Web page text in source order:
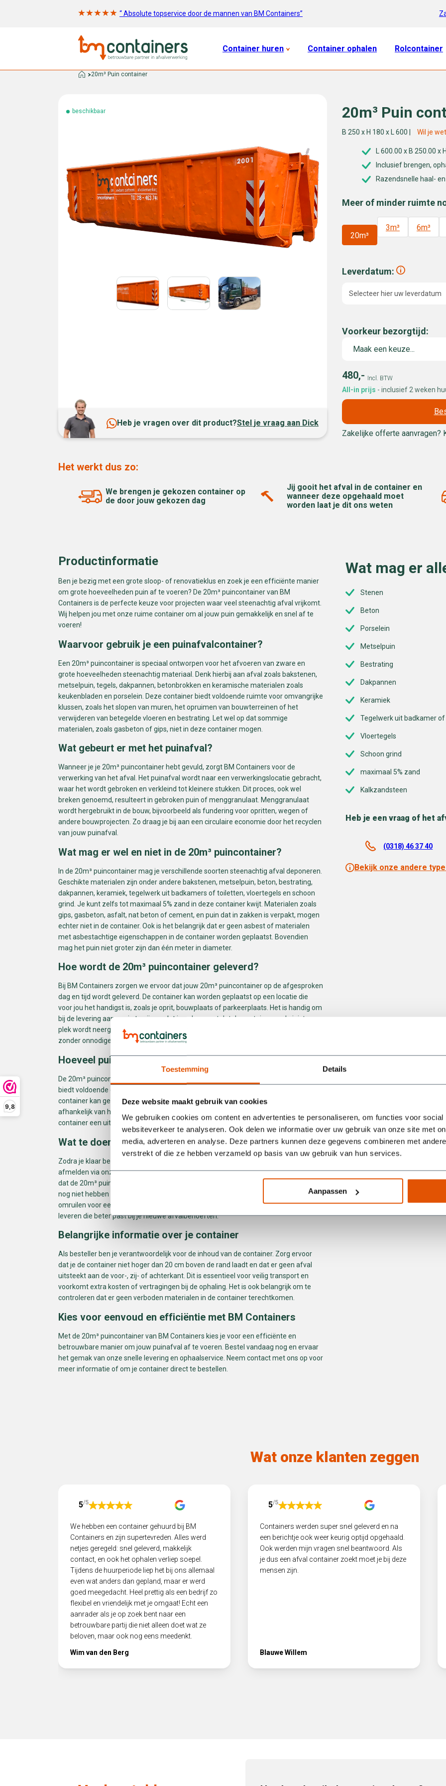
Toestemming Details
Deze website maakt gebruik van cookies
We gebruiken cookies om content en advertenties te personaliseren, om functies voor
websiteverkeer te analyseren. Ook delen we informatie over uw gebruik van onze site met
media, adverteren en analyse. Deze partners kunnen deze gegevens combineren met
verstrekt of die ze hebben verzameld op basis van uw gebruik van hun services.
Aanpassen
9,8
“ Absolute topservice door de mannen van BM Containers”
Container huren Container ophalen Rolcontainer
20m³ Puin container
beschikbaar
Heb je vragen over dit product?Stel je vraag aan Dick
20m³ Puin
B 250 x H 180 x L 600 | Wil je
L 600.00 x B 250.00 x
Inclusief brengen,
Razendsnelle haal-
Meer of minder ruimte
20m³
3m³ 6m³
Leverdatum:
Selecteer hier uw leverdatum
Voorkeur bezorgtijd:
480,- Incl. BTW
All-in prijs - inclusief 2 weken
Zakelijke offerte aanvragen?
Het werkt dus zo:
We brengen je gekozen container op
de door jouw gekozen dag
Jij gooit het afval in de container en
wanneer deze opgehaald moet
worden laat je dit ons weten
Productinformatie
Ben je bezig met een grote sloop- of renovatieklus en zoek je een efficiënte manier
om grote hoeveelheden puin af te voeren? De 20m³ puincontainer van BM
Containers is de perfecte keuze voor projecten waar veel steenachtig afval vrijkomt.
Wij helpen jou met onze ruime container om al jouw puin gemakkelijk en snel af te
voeren!
Waarvoor gebruik je een puinafvalcontainer?
Een 20m³ puincontainer is speciaal ontworpen voor het afvoeren van zware en
grote hoeveelheden steenachtig materiaal. Denk hierbij aan afval zoals bakstenen,
metselpuin, tegels, dakpannen, betonbrokken en keramische materialen zoals
keukenbladen en porselein. Deze container biedt voldoende ruimte voor omvangrijke
klussen, zoals het slopen van muren, het opruimen van bouwterreinen of het
verwijderen van betegelde vloeren en bestrating. Let wel op dat sommige
materialen, zoals gasbeton of gips, niet in deze container mogen.
Wat gebeurt er met het puinafval?
Wanneer je je 20m³ puincontainer hebt gevuld, zorgt BM Containers voor de
verwerking van het afval. Het puinafval wordt naar een verwerkingslocatie gebracht,
waar het wordt gebroken en verkleind tot kleinere stukken. Dit proces, ook wel
breken genoemd, resulteert in gebroken puin of menggranulaat. Menggranulaat
wordt hergebruikt in de bouw, bijvoorbeeld als fundering voor opritten, wegen of
andere bouwprojecten. Zo draag je bij aan een circulaire economie door het recyclen
van jouw puinafval.
Wat mag er wel en niet in de 20m³ puincontainer?
In de 20m³ puincontainer mag je verschillende soorten steenachtig afval deponeren.
Geschikte materialen zijn onder andere bakstenen, metselpuin, beton, bestrating,
dakpannen, keramiek, tegelwerk uit badkamers of toiletten, vloertegels en schoon
grind. Je kunt zelfs tot maximaal 5% zand in deze container kwijt. Materialen zoals
gips, gasbeton, asfalt, nat beton of cement, en puin dat in zakken is verpakt, mogen
echter niet in de container. Ook is het belangrijk dat er geen asbest of materialen
met asbestachtige eigenschappen in de container worden geplaatst. Bovendien
mag het puin niet groter zijn dan één meter in diameter.
Hoe wordt de 20m³ puincontainer geleverd?
Bij BM Containers zorgen we ervoor dat jouw 20m³ puincontainer op de afgesproken
dag en tijd wordt geleverd. De container kan worden geplaatst op een locatie die
voor jou het handigst is, zoals je oprit, bouwplaats of parkeerplaats. Het is handig om
bij de levering aanwezig te zijn, zodat je zeker weet dat de container op de juiste
plek wordt neergezet. Zo kun je direct beginnen met het afvoeren van je puinafval
zonder onnodige vertragingen.
Hoeveel puin past er in een 20m³ container?
De 20m³ puincontainer is geschikt voor grote hoeveelheden steenachtig afval en
biedt voldoende capaciteit voor omvangrijke sloop- en renovatieprojecten. De
container kan gemakkelijk tussen de 150 en 200 kruiwagens vol puin bevatten,
afhankelijk van het type puin en hoe compact het wordt geladen. Hierdoor is deze
container een uitstekende keuze voor grote klussen waarbij veel afval vrijkomt.
Wat te doen als de container vol is?
Zodra je klaar bent met je klus en de container vol zit, kun je deze eenvoudig
afmelden via onze website of door onze klantenservice te bellen. Wij zorgen ervoor
dat de 20m³ puincontainer op de afgesproken dag wordt opgehaald. Mocht je je klus
nog niet hebben afgerond en heb je extra capaciteit nodig, dan kun je de container
omruilen voor een nieuwe. Indien nodig kunnen we ook een ander type container
leveren die beter past bij je nieuwe afvalbehoeften.
Belangrijke informatie over je container
Als besteller ben je verantwoordelijk voor de inhoud van de container. Zorg ervoor
dat je de container niet hoger dan 20 cm boven de rand laadt en dat er geen afval
uitsteekt aan de voor-, zij- of achterkant. Dit is essentieel voor veilig transport en
voorkomt extra kosten of vertragingen bij de ophaling. Het is ook belangrijk om te
controleren dat er geen verboden materialen in de container terechtkomen.
Kies voor eenvoud en efficiëntie met BM Containers
Met de 20m³ puincontainer van BM Containers kies je voor een efficiënte en
betrouwbare manier om jouw puinafval af te voeren. Bestel vandaag nog en ervaar
het gemak van onze snelle levering en ophaalservice. Neem contact met ons op voor
meer informatie of om je container direct te bestellen.
Wat mag er
Stenen
Beton
Porselein
Metselpuin
Bestrating
Dakpannen
Keramiek
Tegelwerk uit badkamer
Vloertegels
Schoon grind
maximaal 5% zand
Kalkzandsteen
Heb je een vraag of het
(0318) 46 37 40
Bekijk onze andere
Wat onze klanten zeggen
5/5
We hebben een container gehuurd bij BM
Containers en zijn supertevreden. Alles werd
netjes geregeld: snel geleverd, makkelijk
contact, en ook het ophalen verliep soepel.
Tijdens de huurperiode liep het bij ons allemaal
even wat anders dan gepland, maar er werd
goed meegedacht. Heel prettig als een bedrijf zo
flexibel en vriendelijk met je omgaat! Echt een
aanrader als je op zoek bent naar een
betrouwbare partij die niet alleen doet wat ze
beloven, maar ook nog eens meedenkt.
Wim van den Berg
5/5
Containers werden super snel geleverd en na
een berichtje ook weer keurig optijd opgehaald.
Ook werden mijn vragen snel beantwoord. Als
je dus een afval container zoekt moet je bij deze
mensen zijn.
Blauwe Willem